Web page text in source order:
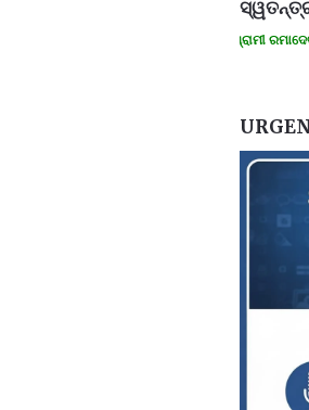
ମନେ ପଡନ୍ତି: ସ୍ୱାଧୀନତା ସଂଗ୍ରାମୀ ରମାଦେବୀ